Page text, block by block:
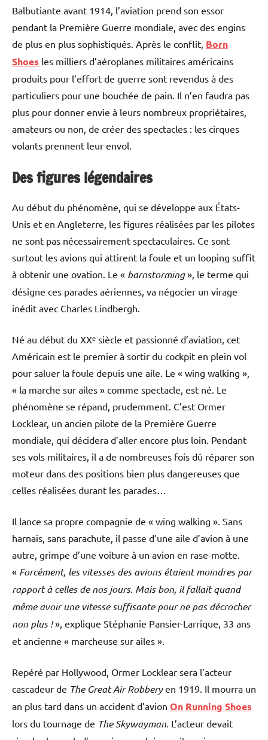
Balbutiante avant 1914, l’aviation prend son essor
pendant la Première Guerre mondiale, avec des engins
de plus en plus sophistiqués. Après le conflit, Born
Shoes les milliers d’aéroplanes militaires américains
produits pour l’effort de guerre sont revendus à des
particuliers pour une bouchée de pain. Il n’en faudra pas
plus pour donner envie à leurs nombreux propriétaires,
amateurs ou non, de créer des spectacles : les cirques
volants prennent leur envol.
Des figures légendaires
Au début du phénomène, qui se développe aux États-
Unis et en Angleterre, les figures réalisées par les pilotes
ne sont pas nécessairement spectaculaires. Ce sont
surtout les avions qui attirent la foule et un looping suffit
à obtenir une ovation. Le « barnstorming», le terme qui
désigne ces parades aériennes, va négocier un virage
inédit avec Charles Lindbergh.
Né au début du XXᵉ siècle et passionné d’aviation, cet
Américain est le premier à sortir du cockpit en plein vol
pour saluer la foule depuis une aile. Le « wing walking »,
« la marche sur ailes » comme spectacle, est né. Le
phénomène se répand, prudemment. C’est Ormer
Locklear, un ancien pilote de la Première Guerre
mondiale, qui décidera d’aller encore plus loin. Pendant
ses vols militaires, il a de nombreuses fois dû réparer son
moteur dans des positions bien plus dangereuses que
celles réalisées durant les parades…
Il lance sa propre compagnie de « wing walking ». Sans
harnais, sans parachute, il passe d’une aile d’avion à une
autre, grimpe d’une voiture à un avion en rase-motte.
« Forcément, les vitesses des avions étaient moindres par
rapport à celles de nos jours. Mais bon, il fallait quand
même avoir une vitesse suffisante pour ne pas décrocher
non plus !», explique Stéphanie Pansier-Larrique, 33 ans
et ancienne « marcheuse sur ailes ».
Repéré par Hollywood, Ormer Locklear sera l’acteur
cascadeur de The Great Air Robberyen 1919. Il mourra un
an plus tard dans un accident d’avion On Running Shoes
lors du tournage de The Skywayman. L’acteur devait